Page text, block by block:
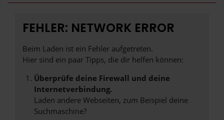
FEHLER: NETWORK ERROR
Beim Laden ist ein Fehler aufgetreten.
Hier sind ein paar Tipps, die dir helfen können:
Überprüfe deine Firewall und deine
Internetverbindung.
Laden andere Webseiten, zum Beispiel deine
Suchmaschine?